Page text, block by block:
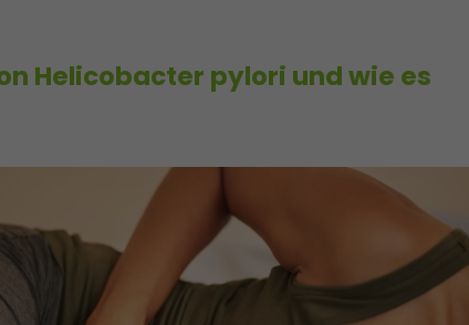
Helicobacter pylori und wie es